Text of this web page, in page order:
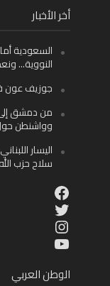
أخر الأخبار
السعودية
النووية…
جوزيف عون
من دمشق
وواشنطن
اليسار
سلاح حزب
Facebook
Twitter
Instagram
YouTube
الوطن العربي